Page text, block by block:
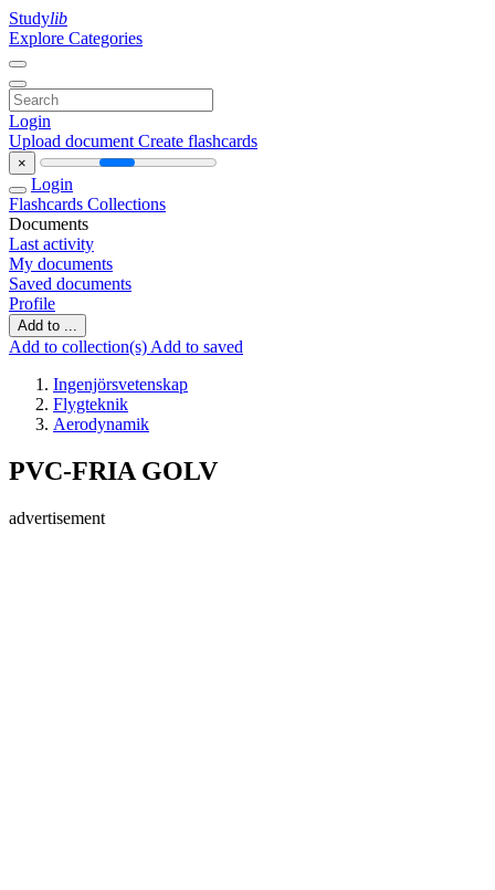
Studylib
Explore Categories
Login
Upload document Create flashcards
×
Login
Flashcards Collections
Documents
Last activity
My documents
Saved documents
Profile
Add to ...
Add to collection(s) Add to saved
Ingenjörsvetenskap
Flygteknik
Aerodynamik
PVC-FRIA GOLV
advertisement